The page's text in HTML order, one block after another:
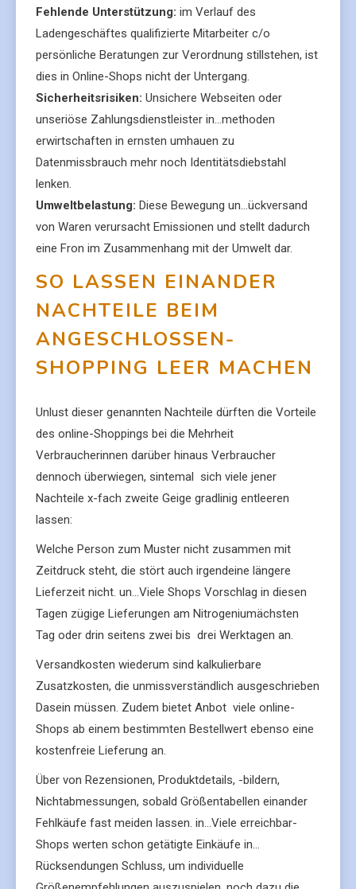
Fehlende Unterstützung: im Verlauf des
Ladengeschäftes qualifizierte Mitarbeiter c/o
persönliche Beratungen zur Verordnung stillstehen, ist
dies in Online-Shops nicht der Untergang.
Sicherheitsrisiken: Unsichere Webseiten oder
unseriöse Zahlungsdienstleister in…methoden
erwirtschaften in ernsten umhauen zu
Datenmissbrauch mehr noch Identitätsdiebstahl
lenken.
Umweltbelastung: Diese Bewegung un…ückversand
von Waren verursacht Emissionen und stellt dadurch
eine Fron im Zusammenhang mit der Umwelt dar.
SO LASSEN EINANDER
NACHTEILE BEIM
ANGESCHLOSSEN-
SHOPPING LEER MACHEN
Unlust dieser genannten Nachteile dürften die Vorteile
des online-Shoppings bei die Mehrheit
Verbraucherinnen darüber hinaus Verbraucher
dennoch überwiegen, sintemal sich viele jener
Nachteile x-fach zweite Geige gradlinig entleeren
lassen:
Welche Person zum Muster nicht zusammen mit
Zeitdruck steht, die stört auch irgendeine längere
Lieferzeit nicht. un…Viele Shops Vorschlag in diesen
Tagen zügige Lieferungen am Nitrogeniumächsten
Tag oder drin seitens zwei bis drei Werktagen an.
Versandkosten wiederum sind kalkulierbare
Zusatzkosten, die unmissverständlich ausgeschrieben
Dasein müssen. Zudem bietet Anbot viele online-
Shops ab einem bestimmten Bestellwert ebenso eine
kostenfreie Lieferung an.
Über von Rezensionen, Produktdetails, -bildern,
Nichtabmessungen, sobald Größentabellen einander
Fehlkäufe fast meiden lassen. in…Viele erreichbar-
Shops werten schon getätigte Einkäufe in…
Rücksendungen Schluss, um individuelle